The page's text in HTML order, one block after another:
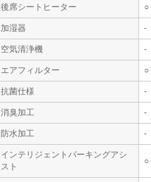
後席シートヒーター ○
加湿器 -
空気清浄機 -
エアフィルター ○
抗菌仕様 -
消臭加工 -
防水加工 -
インテリジェントパーキングアシ
スト
○